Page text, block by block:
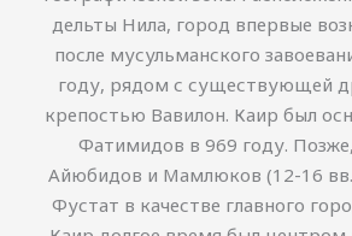
дельты Нила, город впервые
после мусульманского
году, рядом с существующей
крепостью Вавилон. Каир был
Фатимидов в 969 году.
Айюбидов и Мамлюков (12-16
Фустат в качестве главного